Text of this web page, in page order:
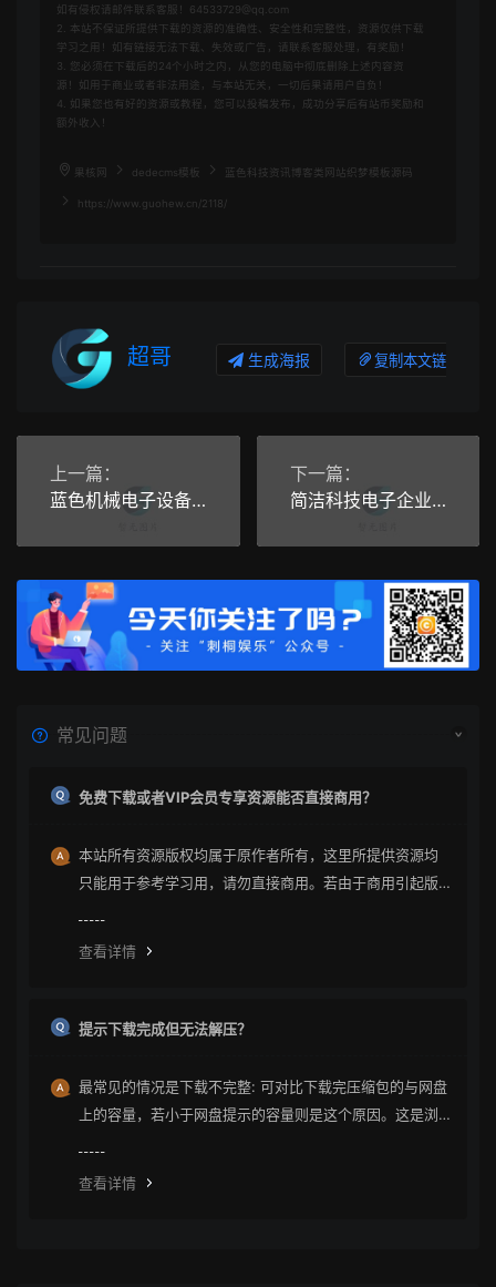
如有侵权请邮件联系客服！64533729@qq.com
2. 本站不保证所提供下载的资源的准确性、安全性和完整性，资源仅供下载
学习之用！如有链接无法下载、失效或广告，请联系客服处理，有奖励！
3. 您必须在下载后的24个小时之内，从您的电脑中彻底删除上述内容资
源！如用于商业或者非法用途，与本站无关，一切后果请用户自负！
4. 如果您也有好的资源或教程，您可以投稿发布，成功分享后有站币奖励和
额外收入！
果核网 dedecms模板 蓝色科技资讯博客类网站织梦模板源码
https://www.guohew.cn/2118/
超哥 生成海报 复制本文链接
上一篇：
蓝色机械电子设备类公司织梦模板源码
下一篇：
简洁科技电子企业通用网站织梦模板源码
常见问题
免费下载或者VIP会员专享资源能否直接商用？
本站所有资源版权均属于原作者所有，这里所提供资源均
只能用于参考学习用，请勿直接商用。若由于商用引起版
查看详情
提示下载完成但无法解压？
最常见的情况是下载不完整: 可对比下载完压缩包的与网盘
上的容量，若小于网盘提示的容量则是这个原因。这是浏
查看详情